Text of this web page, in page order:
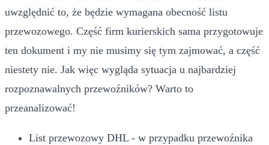
uwzględnić to, że będzie wymagana obecność listu
przewozowego. Część firm kurierskich sama przygotowuje
ten dokument i my nie musimy się tym zajmować, a część
niestety nie. Jak więc wygląda sytuacja u najbardziej
rozpoznawalnych przewoźników? Warto to
przeanalizować!
List przewozowy DHL - w przypadku przewoźnika